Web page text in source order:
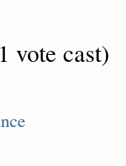
vote cast)